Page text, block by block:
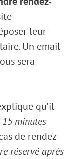
leur
Un email
sera
qu’il
minutes
de rendez-
réservé après